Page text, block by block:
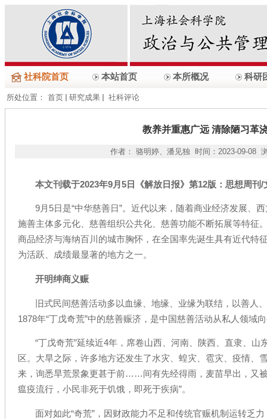
社科院首页 本站首页 本所概况 科研
所处位置： 首页 研究成果 社科评论
教养并重惠广远 清除陋习革
作者： 骆明婷、潘见独 时间：2023-09-08
本文刊载于2023年9月5日《解放日报》第12版：思想周刊/
9月5日是“中华慈善日”。近代以来，随着商业经济发展、
施善主体多元化、慈善组织公共化、慈善功能不断拓展等特征
商品经济与海纳百川的城市胸怀，在全国率先诞生具有近代特
为活跃、成绩最显著的地方之一。
开明绅商义赈
旧式民间慈善活动多以血缘、地缘、业缘为联结，以善人
1878年“丁戊奇荒”中的慈善赈济，是中国慈善活动从私人领域
“丁戊奇荒”延续近4年，席卷山西、河南、陕西、直隶、山
区。大旱之际，许多地方还发生了水灾、蝗灾、雹灾、疫情、
来，询悉旱荒景象更甚于前……间有先经得雨，麦苗早出，又
瘟疫流行，小民非死于饥饿，即死于疾病”。
面对如此“奇荒”，因财政能力不足和传统官赈机制运转乏